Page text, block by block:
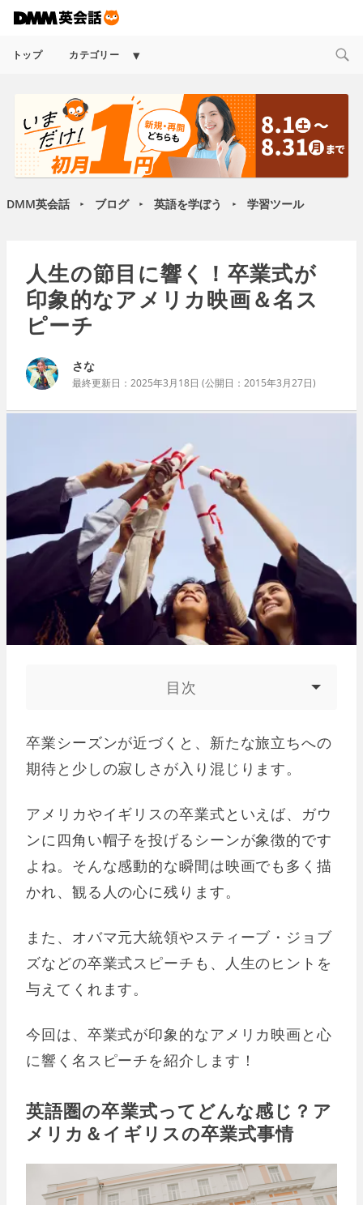
トップ カテゴリー
Expand
DMM英会話 ► ブログ ► 英語を学ぼう ► 学習ツール
人生の節目に響く！卒業式が
印象的なアメリカ映画＆名ス
ピーチ
さな
最終更新日： 2025年3月18日 (公開日： 2015年3月27日)
目次
卒業シーズンが近づくと、新たな旅立ちへの
期待と少しの寂しさが入り混じります。
アメリカやイギリスの卒業式といえば、ガウ
ンに四角い帽子を投げるシーンが象徴的です
よね。そんな感動的な瞬間は映画でも多く描
かれ、観る人の心に残ります。
また、オバマ元大統領やスティーブ・ジョブ
ズなどの卒業式スピーチも、人生のヒントを
与えてくれます。
今回は、卒業式が印象的なアメリカ映画と心
に響く名スピーチを紹介します！
英語圏の卒業式ってどんな感じ？ア
メリカ＆イギリスの卒業式事情